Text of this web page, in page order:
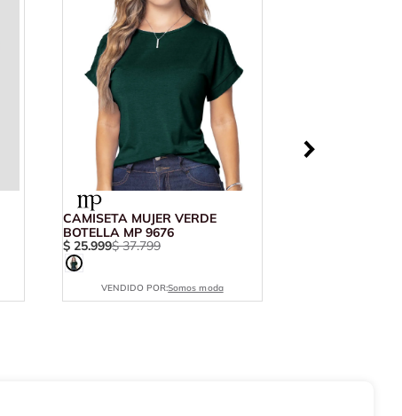
CAMISETA MUJER VERDE
BOTELLA MP 9676
$ 25.999$ 37.799
VENDIDO POR:Somos moda